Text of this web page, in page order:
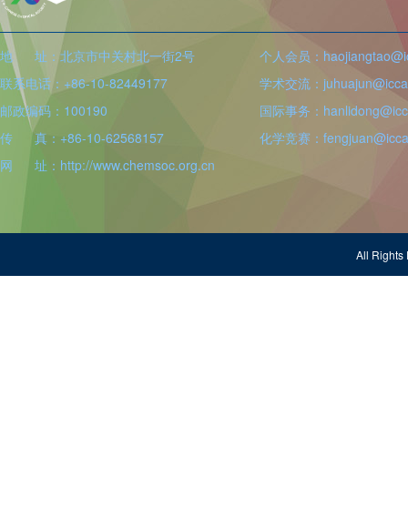
地 址：北京市中关村北一街2号
联系电话：+86-10-82449177
邮政编码：100190
传 真：+86-10-62568157
网 址：http://www.chemsoc.org.cn
个人会员：
学术交流：
国际事务：
化学竞赛：
All Rights